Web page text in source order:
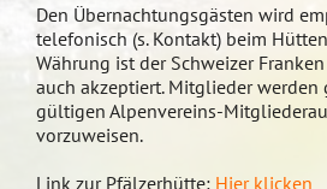
Den Übernachtungsgästen wird
telefonisch (s. Kontakt) beim
Währung ist der Schweizer Franken
auch akzeptiert. Mitglieder werden
gültigen Alpenvereins-
vorzuweisen.
Link zur Pfälzerhütte: Hier klicken